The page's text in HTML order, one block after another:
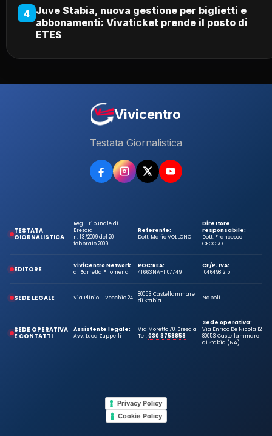
4 Juve Stabia, nuova gestione per biglietti e
abbonamenti: Vivaticket prende il posto di
ETES
Vivicentro
Testata Giornalistica
TESTATA
GIORNALISTICA
Reg. Tribunale di
Brescia
n. 13/2009 del 20
febbraio 2009
Referente:
Dott. Mario VOLLONO
Direttore
responsabile:
Dott. Francesco
CECORO
EDITORE
ViViCentro Network
di Barretta Filomena
ROC:
41663
REA:
NA-1107749
CF/P. IVA:
10464981215
SEDE LEGALE Via Plinio Il Vecchio 24
80053 Castellammare
di Stabia
Napoli
SEDE OPERATIVA
E CONTATTI
Assistente legale:
Avv. Luca Zuppelli
Via Moretto 70, Brescia
Tel.030 3758858
Sede operativa:
Via Enrico De Nicola 12
80053 Castellammare
di Stabia (NA)
Privacy Policy
Cookie Policy